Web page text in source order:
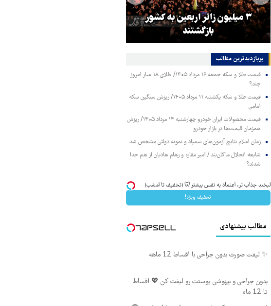
۳ میلیون زائر اربعین به کشور
بازگشتند
پربازدیدترین‌ مطالب
قیمت طلا و سکه جمعه ۱۶ مرداد ۱۴۰۵/ طلای ۱۸ عیار امروز
چند؟
قیمت طلا و سکه یکشنبه ۱۱ مرداد ۱۴۰۵/ ریزش سنگین سکه
امامی
قیمت محصولات ایران خودرو چهارشنبه ۱۴ مرداد ۱۴۰۵/ ریزش
همزمان قیمت‌ها در بازار خودرو
زمان اعلام نتایج آزمون‌های سمپاد و نمونه دولتی مشخص شد
شایعه انحلال ماکان‌بند / امیر مقاره و رهام هادیان از هم جدا
شدند؟
لبخند جذاب تر، اعتماد به نفس بیشتر🦷 (تخفیف تا امشب)
تخفیف ویژه!
مطالب پیشنهادی
✨ لیفت صورت بدون جراحی با اقساط 12 ماهه
بدون جراحی و بیهوشی پوستت رو لیفت کن 💖 اقساط
تا 12 ماه